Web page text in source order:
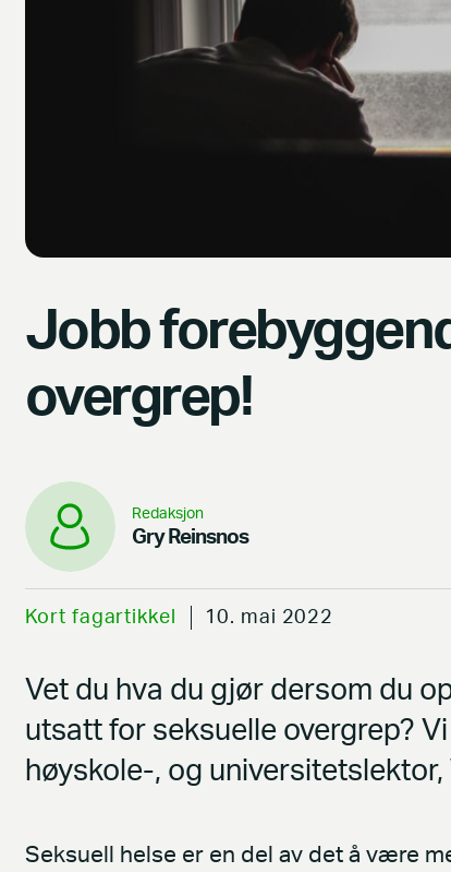
Jobb
overgrep!
Redaksjon
Gry Reinsnos
Kort fagartikkel 10. mai 2022
Vet du hva du gjør dersom du
utsatt for seksuelle overgrep?
høyskole-, og universitetslektor,
Seksuell helse er en del av det å være